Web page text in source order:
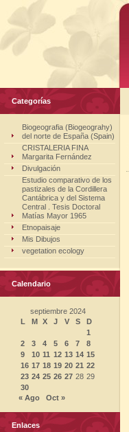
Categorías
Biogeografia (Biogeograhy)
del norte de España (Spain)
CRISTALERIA FINA
Margarita Fernández
Divulgación
Estudio comparativo de los
pastizales de la Cordillera
Cantábrica y del Sistema
Central . Tesis Doctoral
Matías Mayor 1965
Etnopaisaje
Mis Dibujos
vegetation ecology
Calendario
septiembre 2024
L
M X J V S
D
1
2
3 4 5 6 7
8
9
10 11 12 13 14 15
16 17 18 19 20 21 22
23 24 25 26 27 28 29
30
« Ago
Oct »
Enlaces